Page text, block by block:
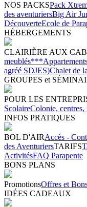
NOS PACKSPack
des aventuriersBig Air
DécouverteEcole de
HÉBERGEMENTS
CLAIRIÈRE AUX
meublés***
agréé SDJES)Chalet de
GROUPES et
POUR LES
ScolaireColonie,
INFOS PRATIQUES
BOL D'AIRAccès -
des AventuriersTARIFS
ActivitésFAQ Parapente
BONS PLANS
PromotionsOffres et
IDÉES CADEAUX